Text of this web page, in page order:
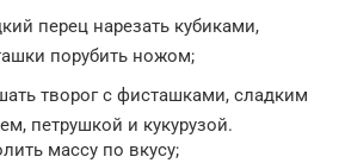
перец нарезать кубиками,
порубить ножом;
творог с фисташками, сладким
петрушкой и кукурузой.
массу по вкусу;